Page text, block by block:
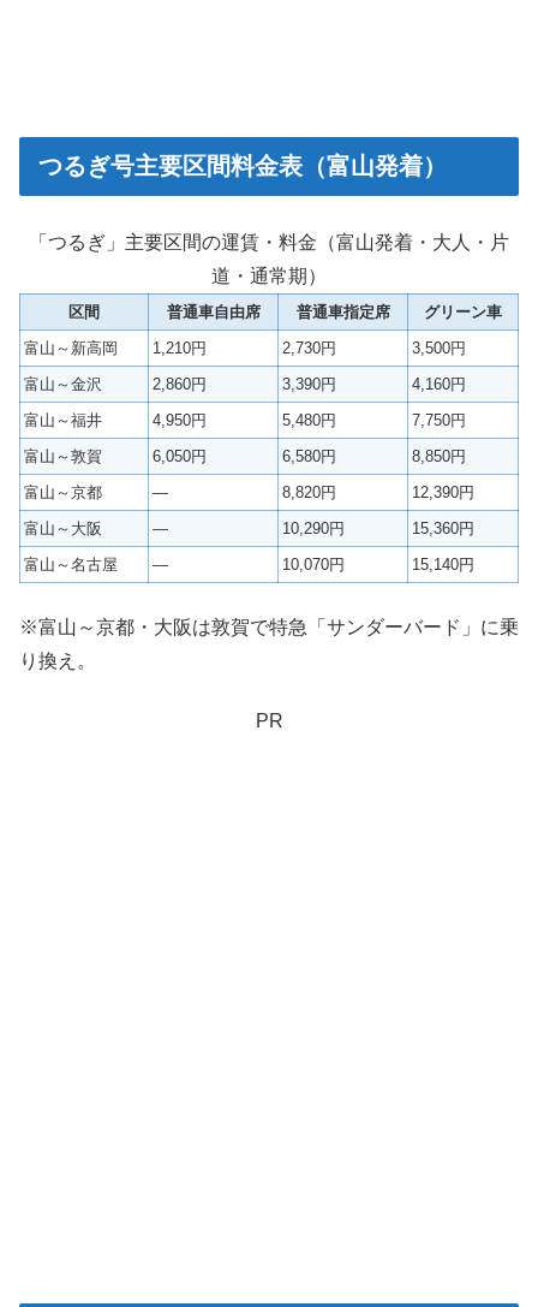
つるぎ号主要区間料金表（富山発着）
「つるぎ」主要区間の運賃・料金（富山発着・大人・片
道・通常期）
区間 普通車自由席 普通車指定席
グリーン車
富山～新高岡
1,210円 2,730円
3,500円
富山～金沢
2,860円 3,390円
4,160円
富山～福井
4,950円 5,480円
7,750円
富山～敦賀
6,050円 6,580円
8,850円
富山～京都
— 8,820円
12,390円
富山～大阪
— 10,290円
15,360円
富山～名古屋
— 10,070円 15,140円
※富山～京都・大阪は敦賀で特急「サンダーバード」に乗
り換え。
PR